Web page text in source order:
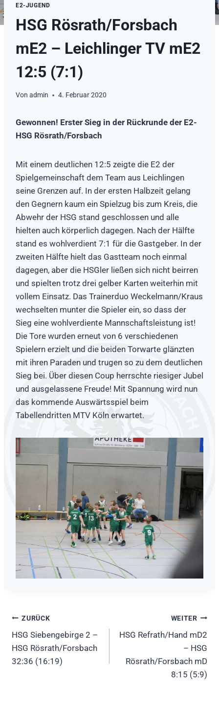
E2-JUGEND
HSG Rösrath/Forsbach
mE2 – Leichlinger TV mE2
12:5 (7:1)
Von admin 4. Februar 2020
Gewonnen! Erster Sieg in der Rückrunde der E2-
HSG Rösrath/Forsbach
Mit einem deutlichen 12:5 zeigte die E2 der
Spielgemeinschaft dem Team aus Leichlingen
seine Grenzen auf. In der ersten Halbzeit gelang
den Gegnern kaum ein Spielzug bis zum Kreis, die
Abwehr der HSG stand geschlossen und alle
hielten auch körperlich dagegen. Nach der Hälfte
stand es wohlverdient 7:1 für die Gastgeber. In der
zweiten Hälfte hielt das Gastteam noch einmal
dagegen, aber die HSGler ließen sich nicht beirren
und spielten trotz drei gelber Karten weiterhin mit
vollem Einsatz. Das Trainerduo Weckelmann/Kraus
wechselten munter die Spieler ein, so dass der
Sieg eine wohlverdiente Mannschaftsleistung ist!
Die Tore wurden erneut von 6 verschiedenen
Spielern erzielt und die beiden Torwarte glänzten
mit ihren Paraden und trugen so zu dem deutlichen
Sieg bei. Über diesen Coup herrschte riesiger Jubel
und ausgelassene Freude! Mit Spannung wird nun
das kommende Auswärtsspiel beim
Tabellendritten MTV Köln erwartet.
Beitragsnavigation
ZURÜCK
HSG Siebengebirge 2 –
HSG Rösrath/Forsbach
32:36 (16:19)
WEITER
HSG Refrath/Hand mD2
– HSG
Rösrath/Forsbach mD
8:15 (5:9)